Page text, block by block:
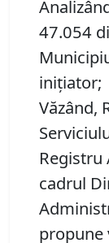
47.054
inițiator;
Văzând,
Registru
cadrul
propune